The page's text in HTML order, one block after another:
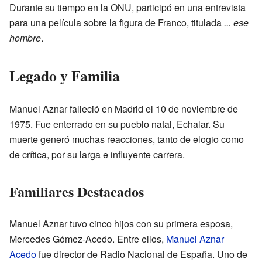
Durante su tiempo en la ONU, participó en una entrevista
para una película sobre la figura de Franco, titulada... ese
hombre.
Legado y Familia
Manuel Aznar falleció en Madrid el 10 de noviembre de
1975. Fue enterrado en su pueblo natal, Echalar. Su
muerte generó muchas reacciones, tanto de elogio como
de crítica, por su larga e influyente carrera.
Familiares Destacados
Manuel Aznar tuvo cinco hijos con su primera esposa,
Mercedes Gómez-Acedo. Entre ellos, Manuel Aznar
Acedofue director de Radio Nacional de España. Uno de